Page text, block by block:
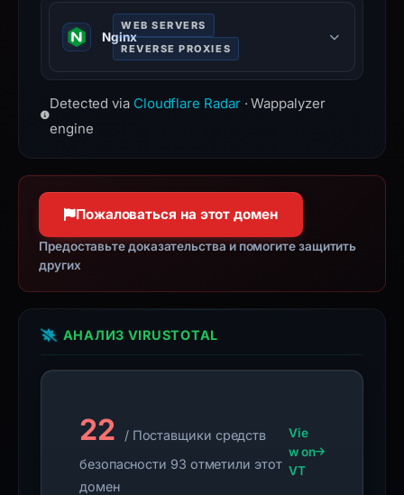
a
live
guarantee.
Avoid
interacting
submit
an
appeal
Nginx
WEB SERVERS
REVERSE PROXIES
High-performance HTTP server and
reverse proxy, known for stability
Detected via Cloudflare Radar· Wappalyzer
engine
Пожаловаться на этот домен
Предоставьте доказательства и помогите защитить
других
АНАЛИЗ VIRUSTOTAL
22
/ Поставщики средств
безопасности 93 отметили этот
домен
Vie
w on
VT